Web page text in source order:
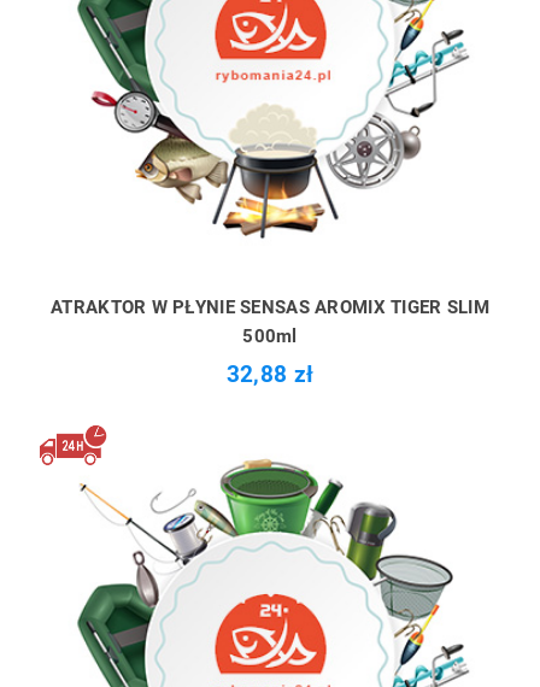
ATRAKTOR W PŁYNIE SENSAS AROMIX TIGER SLIM
500ml
32,88 zł